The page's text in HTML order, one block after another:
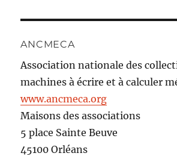
ANCMECA
Association nationale des
machines à écrire et à calculer
www.ancmeca.org
Maisons des associations
5 place Sainte Beuve
45100 Orléans